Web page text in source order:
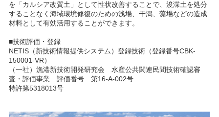
を「カルシア改質土」として性状改善することで、浚渫土を処分
することなく海域環境修復のための浅場、干潟、藻場などの造成
材料として有効活用することができます。
■技術評価・登録
NETIS（新技術情報提供システム）登録技術（登録番号CBK-
150001-VR）
（一社）漁港新技術開発研究会 水産公共関連民間技術確認審
査・評価事業 評価番号 第16-A-002号
特許第5318013号